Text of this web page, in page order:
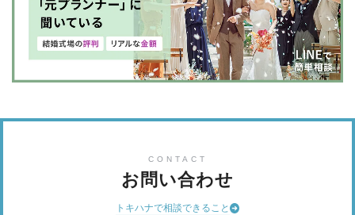
CONTACT
お問い合わせ
トキハナで相談できること